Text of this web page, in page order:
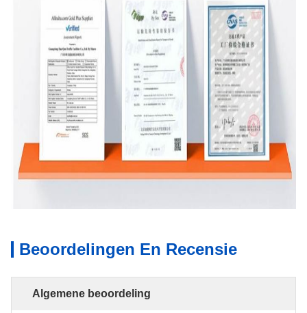
Beoordelingen En Recensie
Algemene beoordeling